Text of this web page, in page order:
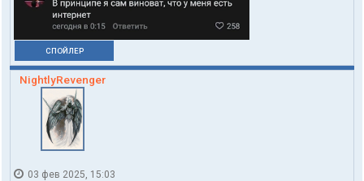
СПОЙЛЕР
NightlyRevenger
03 фев 2025, 15:03